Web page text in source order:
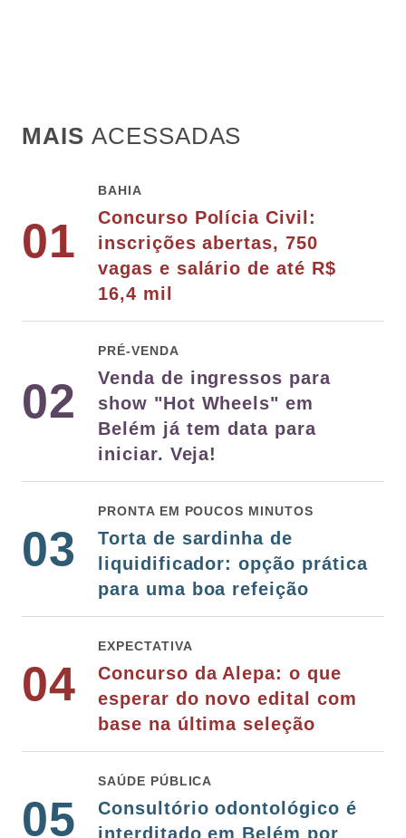
MAIS ACESSADAS
01
BAHIA
Concurso Polícia Civil:
inscrições abertas, 750
vagas e salário de até R$
16,4 mil
02
PRÉ-VENDA
Venda de ingressos para
show "Hot Wheels" em
Belém já tem data para
iniciar. Veja!
03
PRONTA EM POUCOS MINUTOS
Torta de sardinha de
liquidificador: opção prática
para uma boa refeição
04
EXPECTATIVA
Concurso da Alepa: o que
esperar do novo edital com
base na última seleção
05
SAÚDE PÚBLICA
Consultório odontológico é
interditado em Belém por